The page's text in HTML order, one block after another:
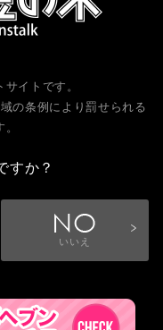
イトです。
の条例により罰せられる
すか？
いいえ